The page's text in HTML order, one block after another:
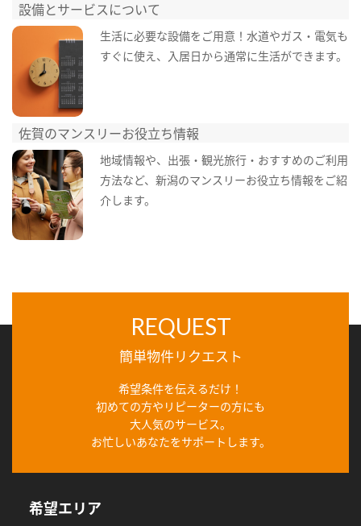
設備とサービスについて
生活に必要な設備をご用意！水道やガス・電気も
すぐに使え、入居日から通常に生活ができます。
佐賀のマンスリーお役立ち情報
地域情報や、出張・観光旅行・おすすめのご利用
方法など、新潟のマンスリーお役立ち情報をご紹
介します。
REQUEST
簡単物件リクエスト
希望条件を伝えるだけ！
初めての方やリピーターの方にも
大人気のサービス。
お忙しいあなたをサポートします。
希望エリア